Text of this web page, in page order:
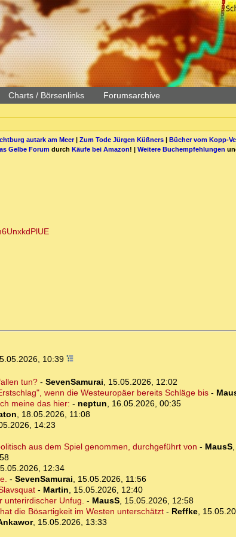
Charts / Börsenlinks Forumsarchive
autark am Meer| Zum Tode Jürgen Küßners| Bücher vom Kopp-
Gelbe Forum durch Käufe bei Amazon! | Weitere Buchempfehlungen
10:39
tun?- SevenSamurai, 15.05.2026, 12:02
wenn die Westeuropäer bereits Schläge bis-
meine das hier: - neptun, 16.05.2026, 00:35
, 18.05.2026, 11:08
14:23
aus dem Spiel genommen, durchgeführt von - MausS,
12:34
- SevenSamurai, 15.05.2026, 11:56
- Martin, 15.05.2026, 12:40
unterirdischer Unfug. - MausS, 15.05.2026, 12:58
die Bösartigkeit im Westen unterschätzt- Reffke,
, 15.05.2026, 13:33